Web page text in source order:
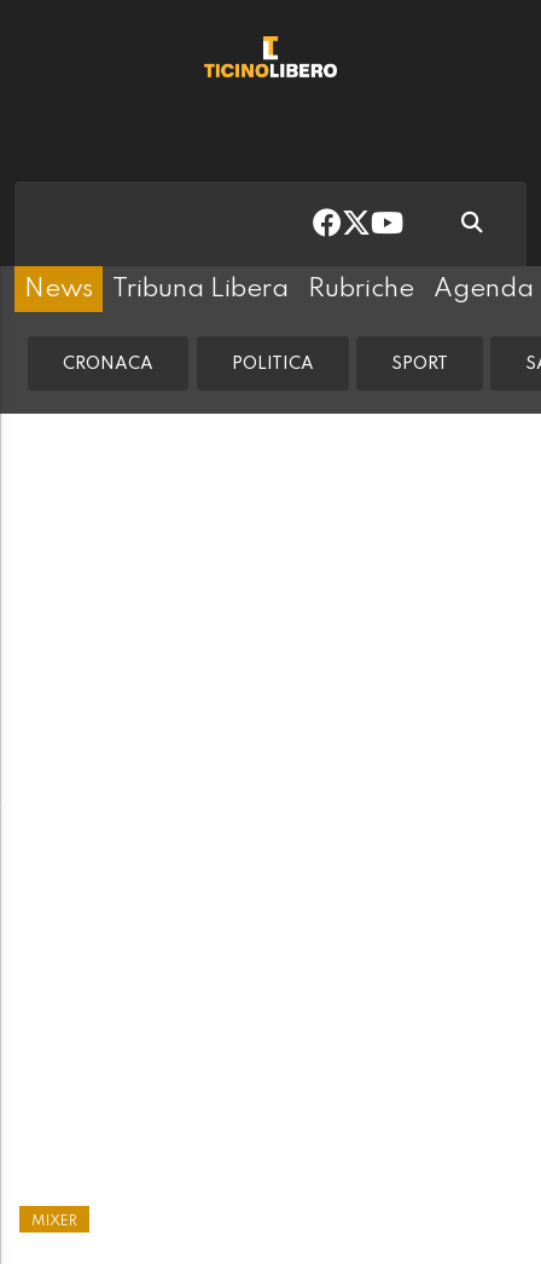
News Tribuna Libera Rubriche Agenda
CRONACA POLITICA SPORT
MIXER